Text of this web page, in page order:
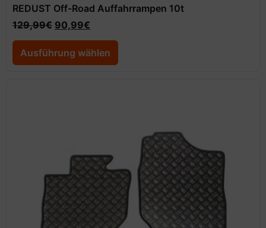
REDUST Off-Road Auffahrrampen 10t
129,99€ 90,99€
Ausführung wählen